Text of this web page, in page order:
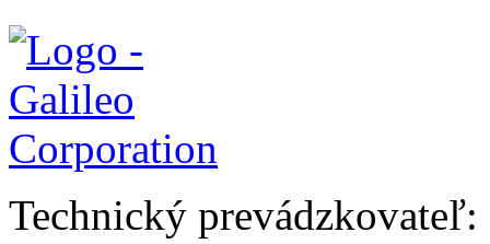
Technický prevádzkovateľ: